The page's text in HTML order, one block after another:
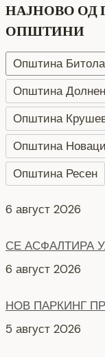
НАЈНОВО ОД
ОПШТИНИ
Општина Битола
Општина
Општина
Општина Новаци
Општина Ресен
СЕ АСФАЛТИРА
НОВ ПАРКИНГ
Интервју со